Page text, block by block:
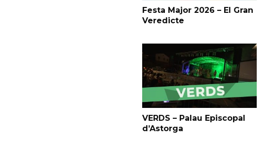
Festa Major 2026 – El Gran
Veredicte
VERDS – Palau Episcopal
d’Astorga